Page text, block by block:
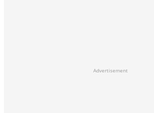
Advertisement